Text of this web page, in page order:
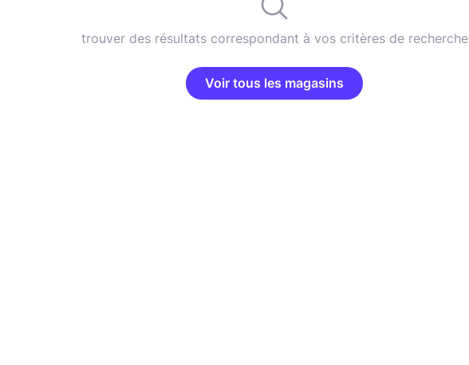
trouver des résultats correspondant à vos critères de recherche
Voir tous les magasins